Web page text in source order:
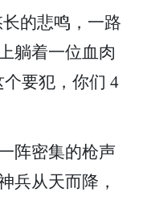
的悲鸣，一路
躺着一位血肉
要犯，你们 4
阵密集的枪声
兵从天而降，